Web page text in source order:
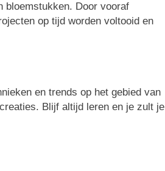
bloemstukken. Door vooraf
op tijd worden voltooid en
en trends op het gebied van
Blijf altijd leren en je zult je